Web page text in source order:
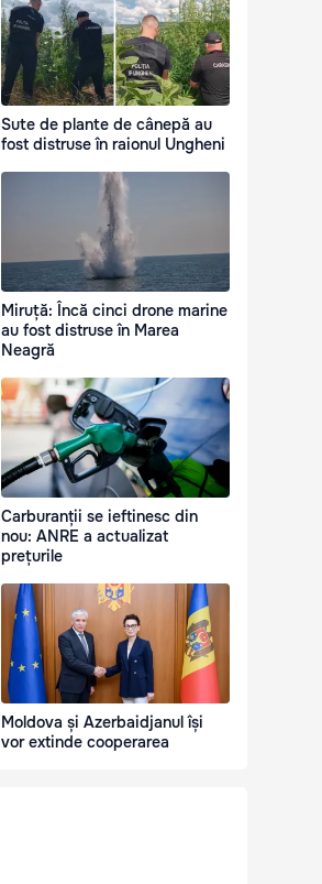
Sute de plante de cânepă au
fost distruse în raionul Ungheni
Miruță: Încă cinci drone marine
au fost distruse în Marea
Neagră
Carburanții se ieftinesc din
nou: ANRE a actualizat
prețurile
Moldova și Azerbaidjanul își
vor extinde cooperarea